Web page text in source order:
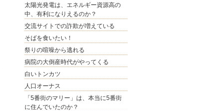
太陽光発電は、エネルギー資源高の
中、有利になりえるのか？
交流サイトでの詐欺が増えている
そばを食いたい！
祭りの喧噪から逃れる
病院の大倒産時代がやってくる
白いトンカツ
人口オーナス
「5番街のマリー」は、本当に5番街
に住んでいたのか？